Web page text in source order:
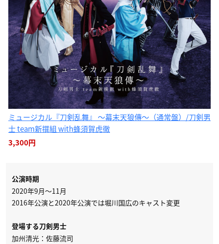
ミュージカル『刀剣乱舞』 〜幕末天狼傳〜（通常盤）/刀剣男
士 team新撰組 with蜂須賀虎徹
3,300円
公演時期
2020年9月〜11月
2016年公演と2020年公演では堀川国広のキャスト変更
登場する刀剣男士
加州清光：佐藤流司